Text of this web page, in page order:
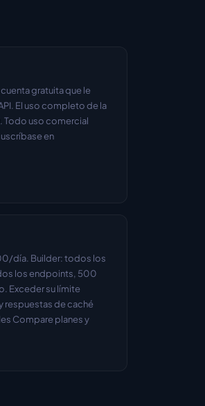
gratuita que le
El uso completo de la
Todo uso comercial
en
día. Builder: todos los
los endpoints, 500
Exceder su límite
respuestas de caché
Compare planes y